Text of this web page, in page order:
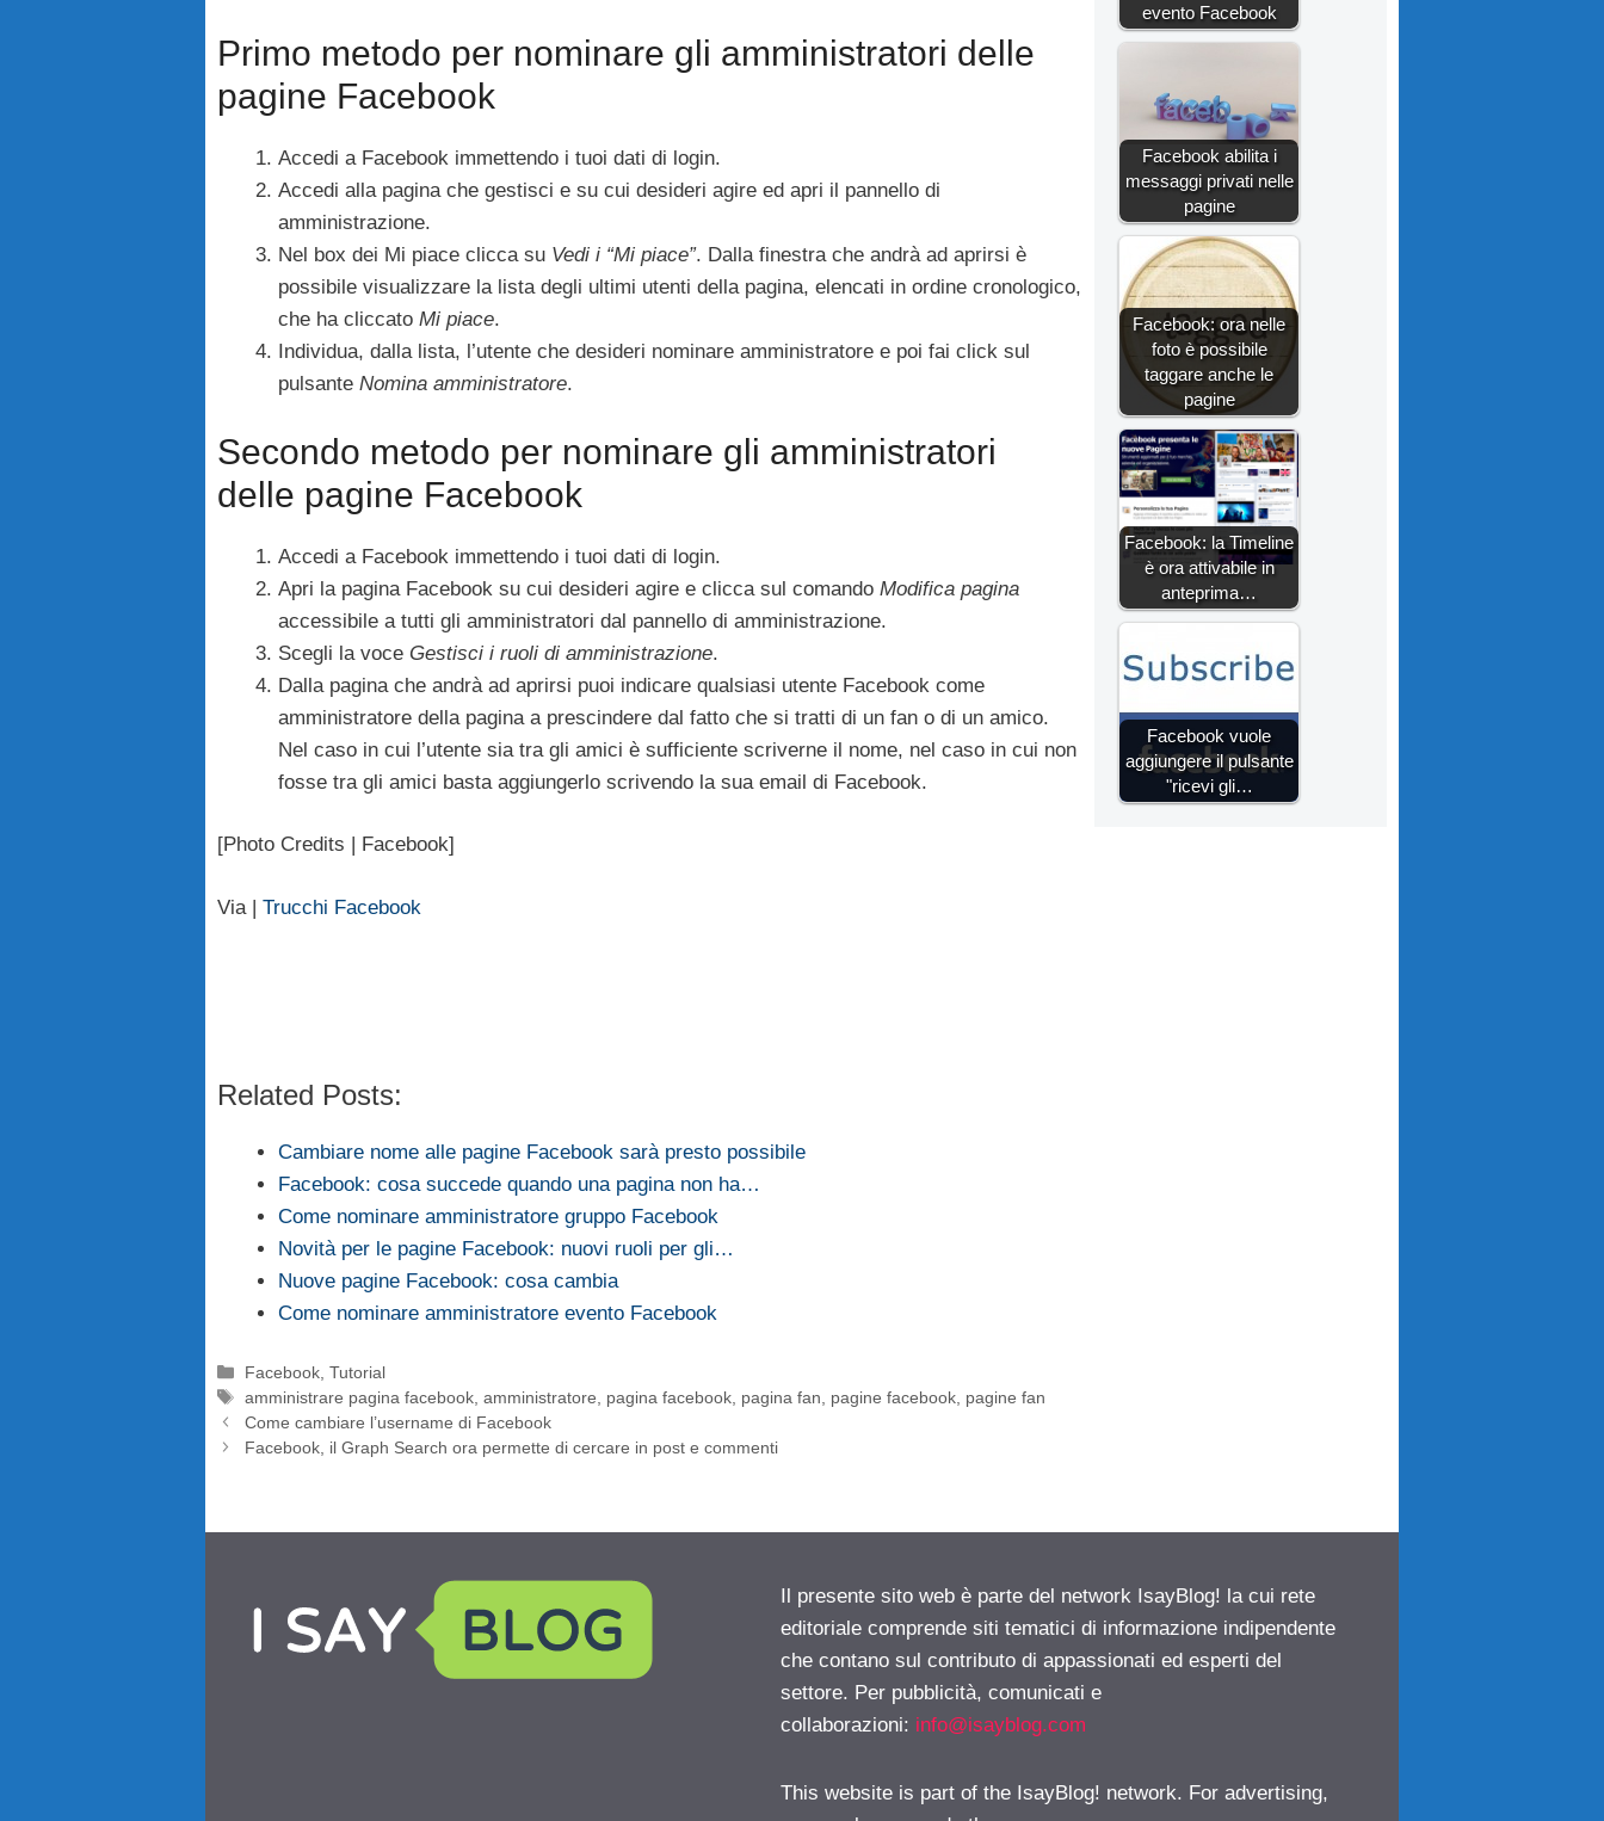
Primo metodo per nominare gli amministratori delle
pagine Facebook
Accedi a Facebook immettendo i tuoi dati di login.
Accedi alla pagina che gestisci e su cui desideri agire ed apri il pannello di
amministrazione.
Nel box dei Mi piace clicca su Vedi i “Mi piace”. Dalla finestra che andrà ad aprirsi è
possibile visualizzare la lista degli ultimi utenti della pagina, elencati in ordine cronologico,
che ha cliccato Mi piace.
Individua, dalla lista, l’utente che desideri nominare amministratore e poi fai click sul
pulsante Nomina amministratore.
Secondo metodo per nominare gli amministratori
delle pagine Facebook
Accedi a Facebook immettendo i tuoi dati di login.
Apri la pagina Facebook su cui desideri agire e clicca sul comando Modifica pagina
accessibile a tutti gli amministratori dal pannello di amministrazione.
Scegli la voce Gestisci i ruoli di amministrazione.
Dalla pagina che andrà ad aprirsi puoi indicare qualsiasi utente Facebook come
amministratore della pagina a prescindere dal fatto che si tratti di un fan o di un amico.
Nel caso in cui l’utente sia tra gli amici è sufficiente scriverne il nome, nel caso in cui non
fosse tra gli amici basta aggiungerlo scrivendo la sua email di Facebook.
[Photo Credits | Facebook]
Via | Trucchi Facebook
Related Posts:
Cambiare nome alle pagine Facebook sarà presto possibile
Facebook: cosa succede quando una pagina non ha…
Come nominare amministratore gruppo Facebook
Novità per le pagine Facebook: nuovi ruoli per gli…
Nuove pagine Facebook: cosa cambia
Come nominare amministratore evento Facebook
Categorie
Facebook ,Tutorial
Tag
amministrare pagina facebook ,amministratore pagina facebook pagina fan pagine facebook pagine fan
Come cambiare l’username di Facebook
Facebook, il Graph Search ora permette di cercare in post e commenti
evento Facebook
Facebook abilita i
messaggi privati nelle
pagine
Facebook: ora nelle
foto è possibile
taggare anche le
pagine
Facebook: la Timeline
è ora attivabile in
anteprima…
Facebook vuole
aggiungere il pulsante
"ricevi gli…
Il presente sito web è parte del network IsayBlog! la cui rete
editoriale comprende siti tematici di informazione indipendente
che contano sul contributo di appassionati ed esperti del
settore. Per pubblicità, comunicati e
collaborazioni: info@isayblog.com
This website is part of the IsayBlog! network. For advertising,